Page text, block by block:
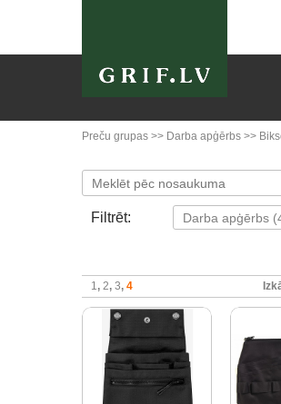
Preču grupas >> Darba apģērbs >>
Filtrēt:
1 2 3 4